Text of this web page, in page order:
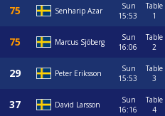
Senharip Azar
Sun
15:53
Table
1
Marcus Sjöberg
Sun
16:06
Table
2
Peter Eriksson
Sun
15:53
Table
3
David Larsson
Sun
16:16
Table
4